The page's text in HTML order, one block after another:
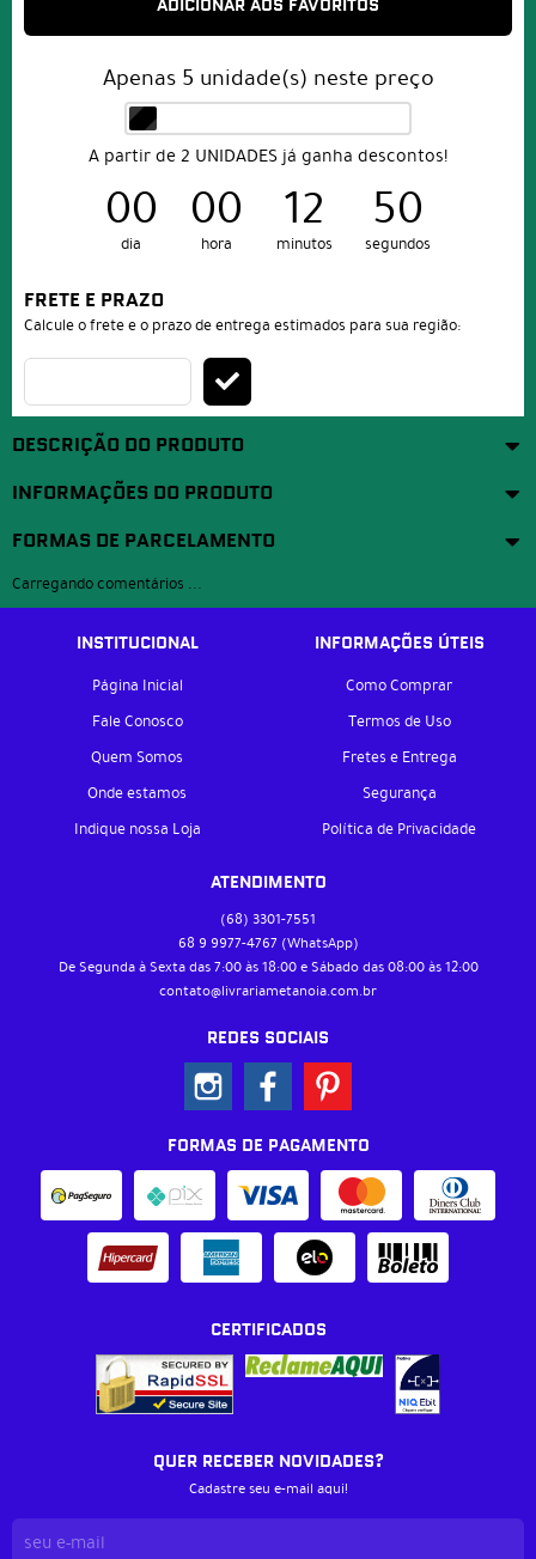
ADICIONAR AOS FAVORITOS
Apenas 5 unidade(s) neste preço
A partir de 2 UNIDADES já ganha descontos!
00
dia
00
hora
12
minutos
50
segundos
FRETE E PRAZO
Calcule o frete e o prazo de entrega estimados para sua região:
DESCRIÇÃO DO PRODUTO
INFORMAÇÕES DO PRODUTO
FORMAS DE PARCELAMENTO
Carregando comentários ...
INSTITUCIONAL
Página Inicial
Fale Conosco
Quem Somos
Onde estamos
Indique nossa Loja
INFORMAÇÕES ÚTEIS
Como Comprar
Termos de Uso
Fretes e Entrega
Segurança
Política de Privacidade
ATENDIMENTO
(68) 3301-7551
68 9 9977-4767 (WhatsApp)
De Segunda à Sexta das 7:00 às 18:00 e Sábado das 08:00 às 12:00
contato@livrariametanoia.com.br
REDES SOCIAIS
FORMAS DE PAGAMENTO
CERTIFICADOS
QUER RECEBER NOVIDADES?
Cadastre seu e-mail aqui!